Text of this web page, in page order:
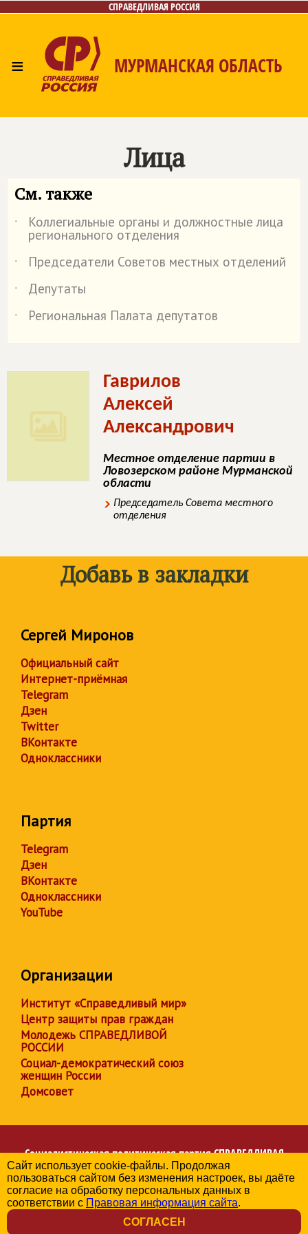
СПРАВЕДЛИВАЯ РОССИЯ
≡ МУРМАНСКАЯ ОБЛАСТЬ
Контакты
Лица
См. также
˙ Коллегиальные органы и должностные лица
регионального отделения
˙
Председатели Советов местных отделений
˙
Депутаты
˙
Региональная Палата депутатов
Гаврилов
Алексей
Александрович
Местное отделение партии в
Ловозерском районе Мурманской
области
Председатель Совета местного
отделения
Добавь в закладки
Сергей Миронов
Официальный сайт
Интернет-приёмная
Telegram
Дзен
Twitter
ВКонтакте
Одноклассники
Партия
Telegram
Дзен
ВКонтакте
Одноклассники
YouTube
Организации
Институт «Справедливый мир»
Центр защиты прав граждан
Молодежь СПРАВЕДЛИВОЙ
РОССИИ
Социал-демократический союз
женщин России
Домсовет
Социалистическая политическая партияСПРАВЕДЛИВАЯ
РОССИЯ
Региональное отделение партии в Мурманской области
© 2006-2026
Политика в отношении обработки персональных данных
Сайт использует cookie-файлы. Продолжая
пользоваться сайтом без изменения настроек, вы даёте
согласие на обработку персональных данных в
соответствии с Правовая информация сайта.
СОГЛАСЕН